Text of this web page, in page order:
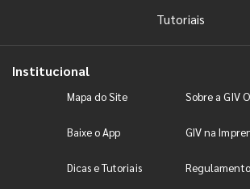
Tutoriais
Institucional
Mapa do Site Sobre a GIV
Baixe o App GIV na
Dicas e Tutoriais Regulamento